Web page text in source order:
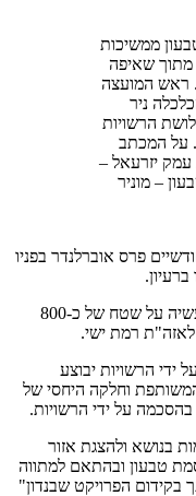
ממשיכות
שאיפה
ראש המועצה
ניר
הרשויות
על המכתב
יזרעאל –
– מוניר
פרס אוברלנדר בפניו
עיקרי התוכנית מדברים על הקמת פארק תעשיה על שטח של כ-800
לאזה"ת רמת ישי.
ידי הרשויות יבוצע
וחלקה היחסי של
על ידי הרשויות.
בנושא ולהצגת אזור
טבעון ובהתאם למתווה
הפרויקט שבנדון"